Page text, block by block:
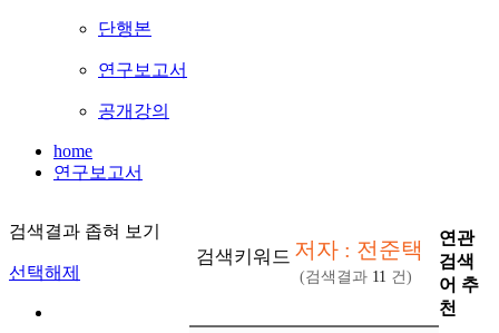
단행본
연구보고서
공개강의
home
연구보고서
검색결과 좁혀 보기
선택해제
검색키워드 저자 : 전준택
(검색결과 11 건)
연관
검색
어 추
천